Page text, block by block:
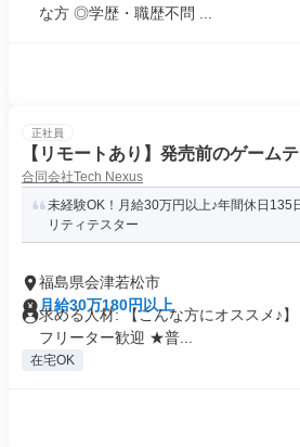
な方 ◎学歴・職歴不問 ...
正社員
【リモートあり】発売前のゲーム
合同会社Tech Nexus
未経験OK！月給30万円以上♪年間休日
リティテスター
福島県会津若松市
月給30万180円以上
求める人材: 【こんな方にオススメ♪
フリーター歓迎 ★普...
在宅OK